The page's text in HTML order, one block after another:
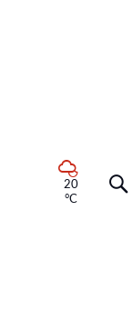
20
°C